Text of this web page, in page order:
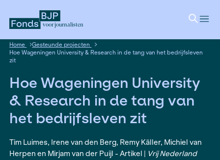
Home
Gesteunde projecten
Hoe Wageningen University & Research in de tang van het
Hoe Wageningen
& Research in de tang
het bedrijfsleven zit